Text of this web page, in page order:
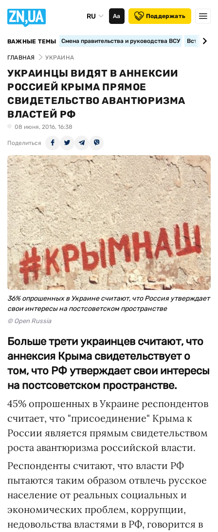
RU Аа Поддержать
ВАЖНЫЕ ТЕМЫ Смена правительства и руководства ВСУ
ГЛАВНАЯ УКРАИНА
УКРАИНЦЫ ВИДЯТ В АННЕКСИИ
РОССИЕЙ КРЫМА ПРЯМОЕ
СВИДЕТЕЛЬСТВО АВАНТЮРИЗМА
ВЛАСТЕЙ РФ
08 июня, 2016, 16:38
Поделиться
36% опрошенных в Украине считают, что Россия утверждает
свои интересы на постсоветском пространстве
© Open Russia
Больше трети украинцев считают, что
аннексия Крыма свидетельствует о
том, что РФ утверждает свои интересы
на постсоветском пространстве.
45% опрошенных в Украине респондентов
считает, что "присоединение" Крыма к
России является прямым свидетельством
роста авантюризма российской власти.
Респонденты считают, что власти РФ
пытаются таким образом отвлечь русское
население от реальных социальных и
экономических проблем, коррупции,
недовольства властями в РФ, говорится в